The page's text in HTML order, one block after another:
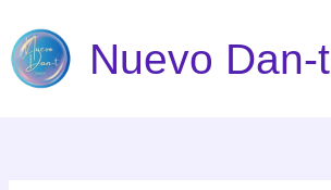
contenido
Nuevo Dan-t